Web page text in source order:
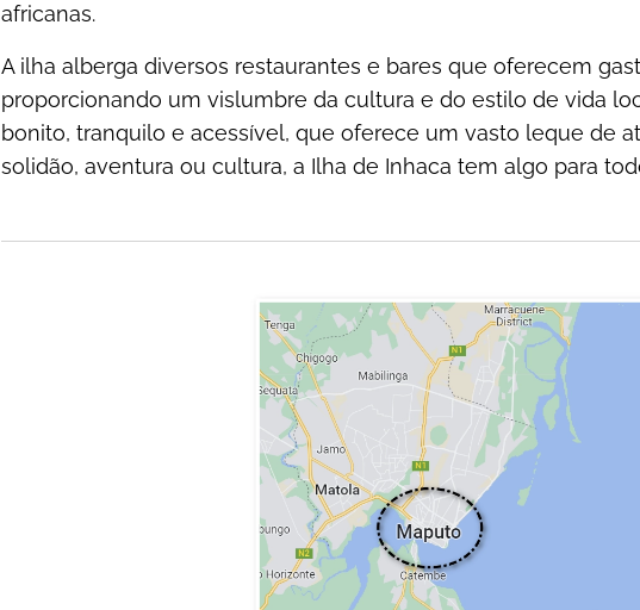
africanas.
A ilha alberga diversos restaurantes e bares que oferecem
proporcionando um vislumbre da cultura e do estilo de vida
bonito, tranquilo e acessível, que oferece um vasto leque de
solidão, aventura ou cultura, a Ilha de Inhaca tem algo para